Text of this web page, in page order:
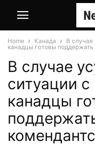
Home Канада
В случае
канадцы готовы поддержать
В случае
ситуации
канадцы